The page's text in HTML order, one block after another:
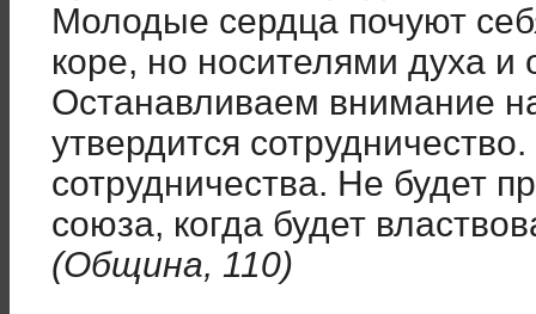
Молодые сердца почуют
коре, но носителями духа и
Останавливаем внимание
утвердится
сотрудничества. Не будет
союза, когда будет
(Община, 110)